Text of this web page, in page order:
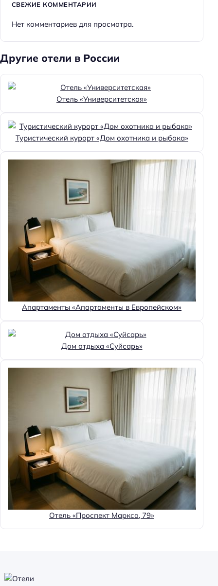
СВЕЖИЕ КОММЕНТАРИИ
Нет комментариев для просмотра.
Другие отели в России
Отель «Университетская»
Туристический курорт «Дом охотника и рыбака»
Апартаменты «Апартаменты в Европейском»
Дом отдыха «Суйсарь»
Отель «Проспект Маркса, 79»